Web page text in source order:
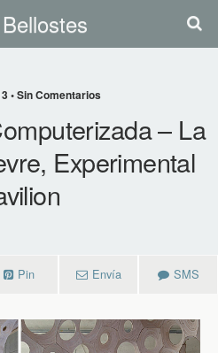
• Sin Comentarios
– La
Experimental
Pin Envía SMS